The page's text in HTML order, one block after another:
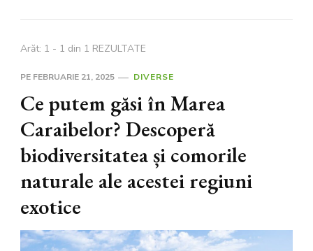
Arăt: 1 - 1 din 1 REZULTATE
PE FEBRUARIE 21, 2025 DIVERSE
Ce putem găsi în Marea
Caraibelor? Descoperă
biodiversitatea și comorile
naturale ale acestei regiuni
exotice